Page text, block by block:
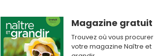
Magazine gratuit
Trouvez où vous procurer
votre magazine Naître et